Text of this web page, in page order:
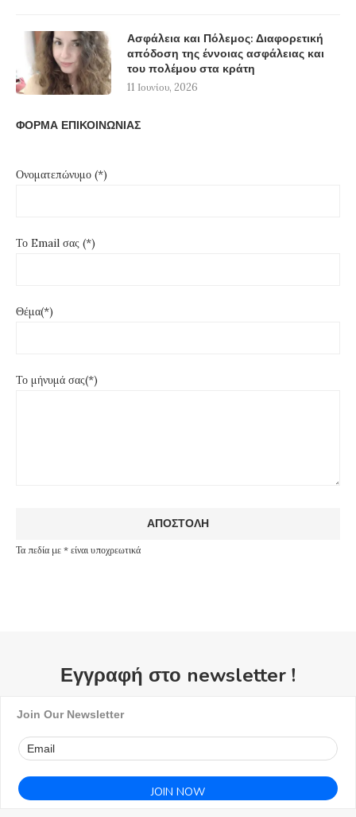
Ασφάλεια και Πόλεμος: Διαφορετική
απόδοση της έννοιας ασφάλειας και
του πολέμου στα κράτη
11 Ιουνίου, 2026
ΦΟΡΜΑ ΕΠΙΚΟΙΝΩΝΙΑΣ
Ονοματεπώνυμο (*)
Το Email σας (*)
Θέμα(*)
Το μήνυμά σας(*)
Τα πεδία με * είναι υποχρεωτικά
Εγγραφή στο newsletter !
Join Our Newsletter